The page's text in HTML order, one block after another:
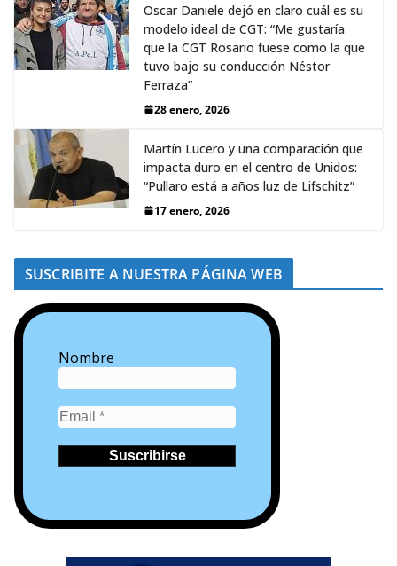
Oscar Daniele dejó en claro cuál es su
modelo ideal de CGT: “Me gustaría
que la CGT Rosario fuese como la que
tuvo bajo su conducción Néstor
Ferraza”
28 enero, 2026
Martín Lucero y una comparación que
impacta duro en el centro de Unidos:
“Pullaro está a años luz de Lifschitz”
17 enero, 2026
SUSCRIBITE A NUESTRA PÁGINA WEB
Nombre